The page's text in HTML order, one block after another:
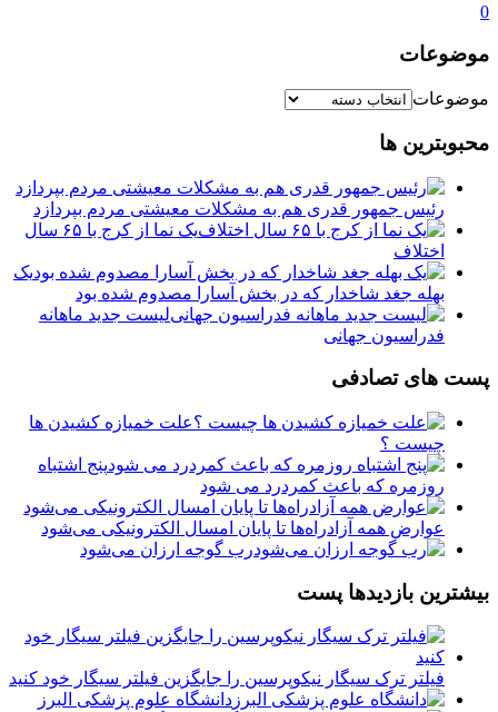
0
موضوعات
موضوعات
محبوبترین ها
رئیس جمهور قدری هم به مشکلات معیشتی مردم بپردازد
یک نما از کرج با ۶۵ سال
اختلاف
یک
بهله جغد شاخدار که در بخش آسارا مصدوم شده بود
لیست جدید ماهانه
فدراسیون جهانی
پست های تصادفی
علت خمیازه کشیدن ها
چیست ؟
پنج اشتباه
روزمره که باعث کمردرد می شود
عوارض همه آزادراه‌ها تا پایان امسال الکترونیکی می‌شود
رب گوجه ارزان می‌شود
بیشترین بازدیدها پست
فیلتر ترک سیگار نیکوپرسین را جایگزین فیلتر سیگار خود کنید
دانشگاه علوم پزشکی البرز